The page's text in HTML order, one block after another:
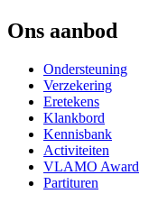
Ons aanbod
Ondersteuning
Verzekering
Eretekens
Klankbord
Kennisbank
Activiteiten
VLAMO Award
Partituren